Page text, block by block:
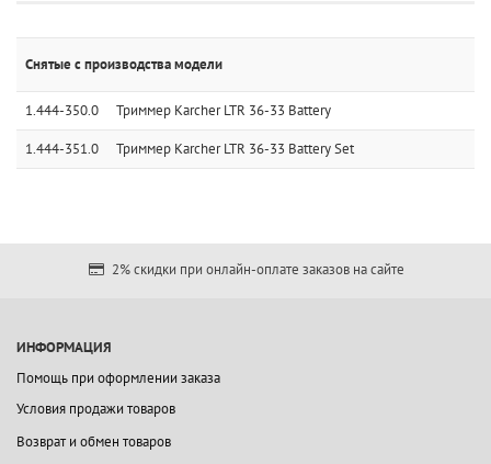
Снятые с производства модели
1.444-350.0 Триммер Karcher LTR 36-33 Battery
1.444-351.0 Триммер Karcher LTR 36-33 Battery Set
2% скидки при онлайн-оплате заказов на сайте
ИНФОРМАЦИЯ
Помощь при оформлении заказа
Условия продажи товаров
Возврат и обмен товаров